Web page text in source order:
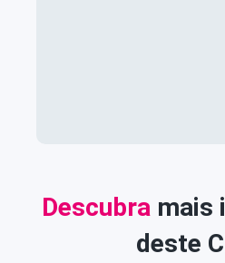
Descubra mais
deste